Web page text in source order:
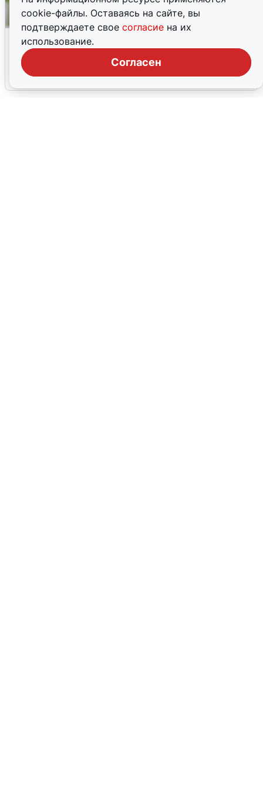
cookie-файлы. Оставаясь на сайте, вы
подтверждаете свое согласие на их
использование.
Согласен
Волгоградцы остались без
мобильного интернета
6 августа 0